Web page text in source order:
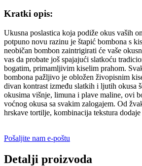
Kratki opis:
Ukusna poslastica koja podiže okus vaših
potpuno novu razinu je štapić bombona s
neobičan bombon zaintrigirati će vaše
vas da probate još spajajući slatkoću
bogatim, primamljivim kiselim prahom.
bombona pažljivo je obložen živopisnim
divan kontrast između slatkih i ljutih okusa
okusima višnje, limuna i plave maline, ovi
voćnog okusa sa svakim zalogajem. Od
hrskave tortilje, kombinacija tekstura
Pošaljite nam e-poštu
Detalji proizvoda